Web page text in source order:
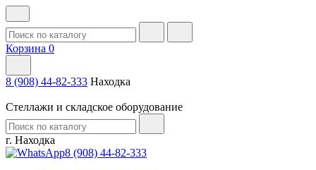
Корзина 0
8 (908) 44-82-333 Находка
Стеллажи и складское оборудование
г. Находка
8 (908) 44-82-333